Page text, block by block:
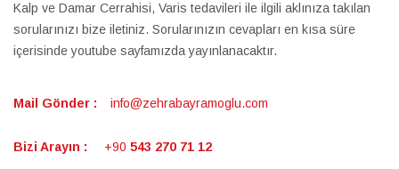
Kalp ve Damar Cerrahisi, Varis tedavileri ile ilgili aklınıza takılan
sorularınızı bize iletiniz. Sorularınızın cevapları en kısa süre
içerisinde youtube sayfamızda yayınlanacaktır.
Mail Gönder : info@zehrabayramoglu.com
Bizi Arayın : +90 543 270 71 12